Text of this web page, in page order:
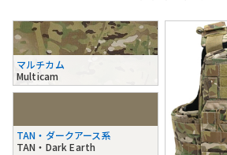
マルチカム
Multicam
TAN・ダークアース系
TAN・Dark Earth